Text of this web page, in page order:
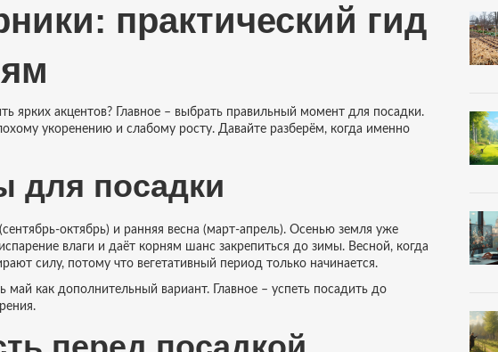
практический гид
ярких акцентов? Главное – выбрать правильный момент для посадки.
укоренению и слабому росту. Давайте разберём, когда именно
для посадки
и ранняя весна (март‑апрель). Осенью земля уже
влаги и даёт корням шанс закрепиться до зимы. Весной, когда
силу, потому что вегетативный период только начинается.
как дополнительный вариант. Главное – успеть посадить до